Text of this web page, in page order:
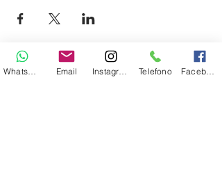
Evy Arnesano Roma/Lecce
Email Telefono